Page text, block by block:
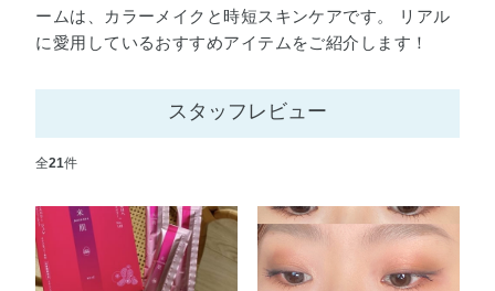
ームは、カラーメイクと時短スキンケアです。 リアル
に愛用しているおすすめアイテムをご紹介します！
スタッフレビュー
全21件